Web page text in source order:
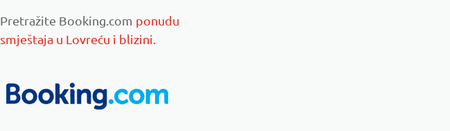
Pretražite Booking.com ponudu
smještaja u Lovreću i blizini.